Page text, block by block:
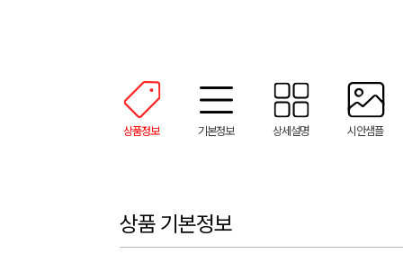
상품정보 기본정보 상세설명 시안샘플
상품 기본정보